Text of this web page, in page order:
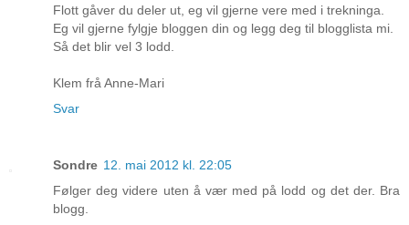
Flott gåver du deler ut, eg vil gjerne vere med i trekninga.
Eg vil gjerne fylgje bloggen din og legg deg til blogglista mi.
Så det blir vel 3 lodd.
Klem frå Anne-Mari
Svar
Sondre 12. mai 2012 kl. 22:05
Følger deg videre uten å vær med på lodd og det der. Bra
blogg.